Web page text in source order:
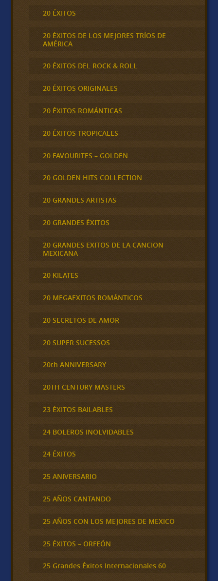
20 ÉXITOS
20 ÉXITOS DE LOS MEJORES TRÍOS DE
AMÉRICA
20 ÉXITOS DEL ROCK & ROLL
20 ÉXITOS ORIGINALES
20 ÉXITOS ROMÁNTICAS
20 ÉXITOS TROPICALES
20 FAVOURITES – GOLDEN
20 GOLDEN HITS COLLECTION
20 GRANDES ARTISTAS
20 GRANDES ÉXITOS
20 GRANDES EXITOS DE LA CANCION
MEXICANA
20 KILATES
20 MEGAEXITOS ROMÁNTICOS
20 SECRETOS DE AMOR
20 SUPER SUCESSOS
20th ANNIVERSARY
20TH CENTURY MASTERS
23 ÉXITOS BAILABLES
24 BOLEROS INOLVIDABLES
24 ÉXITOS
25 ANIVERSARIO
25 AÑOS CANTANDO
25 AÑOS CON LOS MEJORES DE MEXICO
25 ÉXITOS – ORFEÓN
25 Grandes Éxitos Internacionales 60